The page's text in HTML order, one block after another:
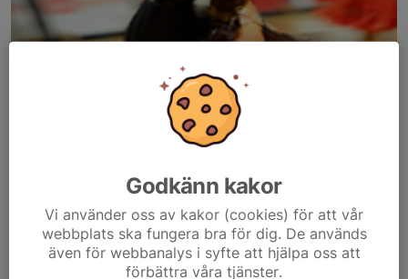
Här hamnar automatiskt de senaste nyheterna på hemsidan. För
att kunna börja administrera hemsidan loggar du in högst upp till
höger.
Godkänn kakor
Vi använder oss av kakor (cookies) för att vår
webbplats ska fungera bra för dig. De används
även för webbanalys i syfte att hjälpa oss att
förbättra våra tjänster.